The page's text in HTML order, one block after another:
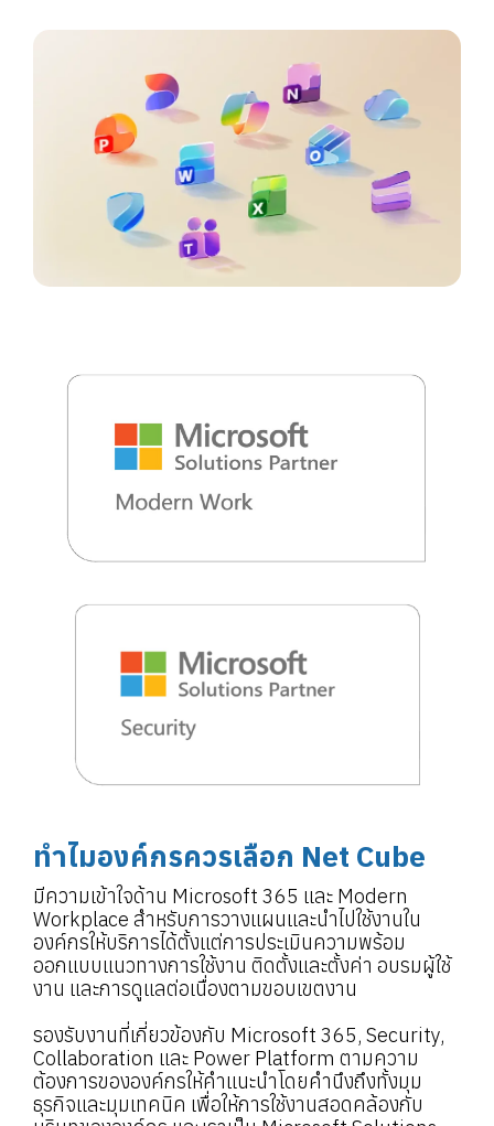
ทำไมองค์กรควรเลือก Net Cube
มีความเข้าใจด้าน Microsoft 365 และ Modern
Workplace สำหรับการวางแผนและนำไปใช้งานใน
องค์กรให้บริการได้ตั้งแต่การประเมินความพร้อม
ออกแบบแนวทางการใช้งาน ติดตั้งและตั้งค่า อบรมผู้ใช้
งาน และการดูแลต่อเนื่องตามขอบเขตงาน
รองรับงานที่เกี่ยวข้องกับ Microsoft 365, Security,
Collaboration และ Power Platform ตามความ
ต้องการขององค์กรให้คำแนะนำโดยคำนึงถึงทั้งมุม
ธุรกิจและมุมเทคนิค เพื่อให้การใช้งานสอดคล้องกับ